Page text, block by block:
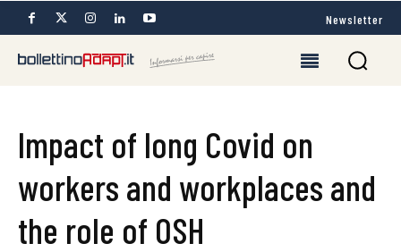
Newsletter
Impact of long Covid on
workers and workplaces and
the role of OSH